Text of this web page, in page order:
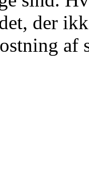
der
af